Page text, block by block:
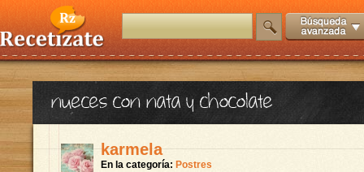
nueces con nata y chocolate
karmela
En la categoría: Postres